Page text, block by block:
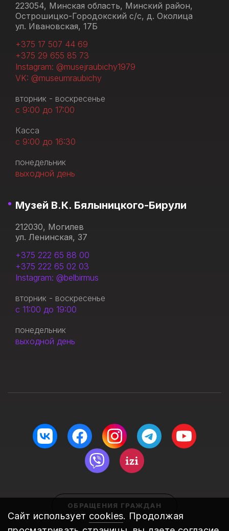
Сайт использует cookies. Продолжая
223054, Минская область, Минский район,
Острошицко-Городокский с/с, д. Околица
ул. Ивановская, 17Б
+375 17 507 44 69
+375 29 655 85 73
Instagram: @musejraubichy1979
VK: @museumraubichy
вторник - воскресенье
с 9:00 до 17:00
Касса
с 9:00 до 16:30
понедельник
выходной день
Музей В.К. Бялыницкого-Бирули
212030, Могилев
ул. Ленинская, 37
+375 222 65 88 00
+375 222 65 02 03
Instagram: @belbirmus
вторник - воскресенье
с 11:00 до 19:00
понедельник
выходной день
ОБРАЩЕНИЯ ГРАЖДАН